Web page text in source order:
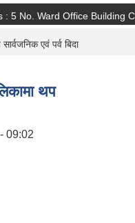
for Bids : 5 No. Ward Office Building
एवं पर्व बिदा
थप
09:02